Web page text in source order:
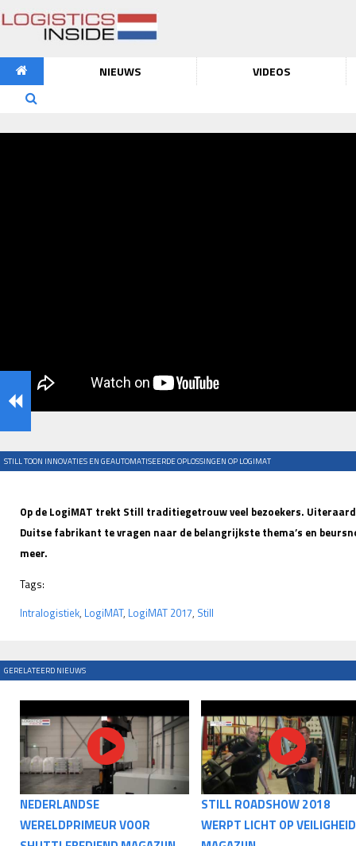
NIEUWS VIDEOS
STILL TOON INNOVATIES EN GEAUTOMATISEERDE OPLOSSINGEN OP LOGIMAT
Op de LogiMAT trekt Still traditiegetrouw veel bezoekers.
Duitse fabrikant te vragen naar de belangrijkste thema’s en
meer.
Tags:
Intralogistiek, LogiMAT, LogiMAT 2017, Still
GERELATEERD NIEUWS
NEDERLANDSE
WERELDPRIMEUR VOOR
STILL ROADSHOW 2018
WERPT LICHT OP VEILIGHEID